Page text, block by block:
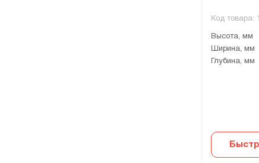
Код товара:
Высота, мм
Ширина, мм
Глубина, мм